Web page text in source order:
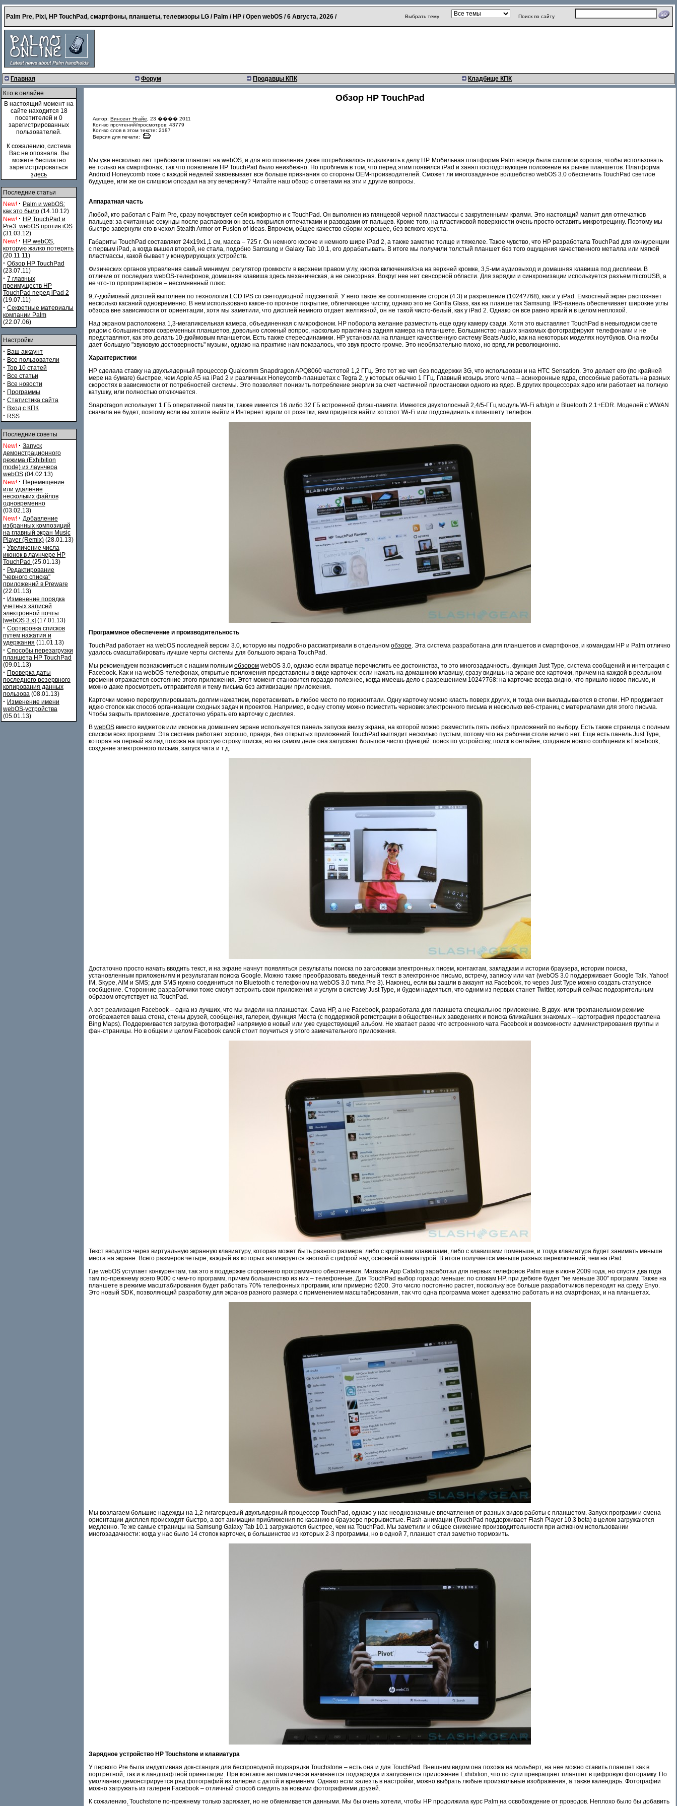
Palm Pre, Pixi, HP TouchPad, смартфоны, планшеты, телевизоры LG / Palm / HP / Open webOS /6 Августа, 2026 / Выбрать тему Поиск по сайту
Главная Форум Продавцы КПК Кладбище КПК
Кто в онлайне
В настоящий момент на
сайте находится 18
посетителей и 0
зарегистрированных
пользователей.
К сожалению, система
Вас не опознала. Вы
можете бесплатно
зарегистрироваться
здесь
Последние статьи
New! · Palm и webOS:
как это было (14.10.12)
New! · HP TouchPad и
Pre3. webOS против iOS
(31.03.12)
New! · HP webOS,
которую жалко потерять
(20.11.11)
· Обзор HP TouchPad
(23.07.11)
· 7 главных
преимуществ HP
TouchPad перед iPad 2
(19.07.11)
· Секретные материалы
компании Palm
(22.07.06)
Настройки
· Ваш аккаунт
· Все пользователи
· Top 10 статей
· Все статьи
· Все новости
· Программы
· Статистика сайта
· Вход с КПК
· RSS
Последние советы
New! · Запуск
демонстрационного
режима (Exhibition
mode) из лаунчера
webOS (04.02.13)
New! · Перемещение
или удаление
нескольких файлов
одновременно
(03.02.13)
New! · Добавление
избранных композиций
на главный экран Music
Player (Remix) (28.01.13)
· Увеличение числа
иконок в лаунчере HP
TouchPad (25.01.13)
· Редактирование
"черного списка"
приложений в Preware
(22.01.13)
· Изменение порядка
учетных записей
электронной почты
[webOS 3.x] (17.01.13)
· Сортировка списков
путем нажатия и
удержания (11.01.13)
· Способы перезагрузки
планшета HP TouchPad
(09.01.13)
· Проверка даты
последнего резервного
копирования данных
пользова (08.01.13)
· Изменение имени
webOS-устройства
(05.01.13)
Обзор HP TouchPad
Автор: Винсент Нгайе , 23 ���� 2011
Кол-во прочтений/просмотров: 43779
Кол-во слов в этом тексте: 2187
Версия для печати:
Мы уже несколько лет требовали планшет на webOS, и для его появления даже потребовалось подключить к делу HP. Мобильная платформа Palm всегда была слишком хороша, чтобы использовать
ее только на смартфонах, так что появление HP TouchPad было неизбежно. Но проблема в том, что перед этим появился iPad и занял господствующее положение на рынке планшетов. Платформа
Android Honeycomb тоже с каждой неделей завоевывает все больше признания со стороны OEM-производителей. Сможет ли многозадачное волшебство webOS 3.0 обеспечить TouchPad светлое
будущее, или же он слишком опоздал на эту вечеринку? Читайте наш обзор с ответами на эти и другие вопросы.
Аппаратная часть
Любой, кто работал с Palm Pre, сразу почувствует себя комфортно и с TouchPad. Он выполнен из глянцевой черной пластмассы с закругленными краями. Это настоящий магнит для отпечатков
пальцев: за считанные секунды после распаковки он весь покрылся отпечатками и разводами от пальцев. Кроме того, на пластиковой поверхности очень просто оставить микротрещину. Поэтому мы
быстро завернули его в чехол Stealth Armor от Fusion of Ideas. Впрочем, общее качество сборки хорошее, без всякого хруста.
Габариты TouchPad составляют 24x19x1,1 см, масса – 725 г. Он немного короче и немного шире iPad 2, а также заметно толще и тяжелее. Такое чувство, что HP разработала TouchPad для конкуренции
с первым iPad, а когда вышел второй, не стала, подобно Samsung и Galaxy Tab 10.1, его дорабатывать. В итоге мы получили толстый планшет без того ощущения качественного металла или мягкой
пластмассы, какой бывает у конкурирующих устройств.
Физических органов управления самый минимум: регулятор громкости в верхнем правом углу, кнопка включения/сна на верхней кромке, 3,5-мм аудиовыход и домашняя клавиша под дисплеем. В
отличие от последних webOS-телефонов, домашняя клавиша здесь механическая, а не сенсорная. Вокруг нее нет сенсорной области. Для зарядки и синхронизации используется разъем microUSB, а
не что-то проприетарное – несомненный плюс.
9,7-дюймовый дисплей выполнен по технологии LCD IPS со светодиодной подсветкой. У него такое же соотношение сторон (4:3) и разрешение (1024?768), как и у iPad. Емкостный экран распознает
несколько касаний одновременно. В нем использовано какое-то прочное покрытие, облегчающее чистку, однако это не Gorilla Glass, как на планшетах Samsung. IPS-панель обеспечивает широкие углы
обзора вне зависимости от ориентации, хотя мы заметили, что дисплей немного отдает желтизной, он не такой чисто-белый, как у iPad 2. Однако он все равно яркий и в целом неплохой.
Над экраном расположена 1,3-мегапиксельная камера, объединенная с микрофоном. HP поборола желание разместить еще одну камеру сзади. Хотя это выставляет TouchPad в невыгодном свете
рядом с большинством современных планшетов, довольно сложный вопрос, насколько практична задняя камера на планшете. Большинство наших знакомых фотографируют телефонами и не
представляют, как это делать 10-дюймовым планшетом. Есть также стереодинамики. HP установила на планшет качественную систему Beats Audio, как на некоторых моделях ноутбуков. Она якобы
дает бoльшую "звуковую достоверность" музыки, однако на практике нам показалось, что звук просто громче. Это необязательно плохо, но вряд ли революционно.
Характеристики
HP сделала ставку на двухъядерный процессор Qualcomm Snapdragon APQ8060 частотой 1,2 ГГц. Это тот же чип без поддержки 3G, что использован и на HTC Sensation. Это делает его (по крайней
мере на бумаге) быстрее, чем Apple A5 на iPad 2 и различных Honeycomb-планшетах с Tegra 2, у которых обычно 1 ГГц. Главный козырь этого чипа – асинхронные ядра, способные работать на разных
скоростях в зависимости от потребностей системы. Это позволяет понизить потребление энергии за счет частичной приостановки одного из ядер. В других процессорах ядро или работает на полную
катушку, или полностью отключается.
Snapdragon использует 1 ГБ оперативной памяти, также имеется 16 либо 32 ГБ встроенной флэш-памяти. Имеются двухполосный 2,4/5-ГГц модуль Wi-Fi a/b/g/n и Bluetooth 2.1+EDR. Моделей с WWAN
сначала не будет, поэтому если вы хотите выйти в Интернет вдали от розетки, вам придется найти хотспот Wi-Fi или подсоединить к планшету телефон.
Программное обеспечение и производительность
TouchPad работает на webOS последней версии 3.0, которую мы подробно рассматривали в отдельном обзоре. Эта система разработана для планшетов и смартфонов, и командам HP и Palm отлично
удалось смасштабировать лучшие черты системы для большого экрана TouchPad.
Мы рекомендуем познакомиться с нашим полным обзором webOS 3.0, однако если вкратце перечислить ее достоинства, то это многозадачность, функция Just Type, система сообщений и интеграция с
Facebook. Как и на webOS-телефонах, открытые приложения представлены в виде карточек: если нажать на домашнюю клавишу, сразу видишь на экране все карточки, причем на каждой в реальном
времени отражается состояние этого приложения. Этот момент становится гораздо полезнее, когда имеешь дело с разрешением 1024?768: на карточке всегда видно, что пришло новое письмо, и
можно даже просмотреть отправителя и тему письма без активизации приложения.
Карточки можно перегруппировывать долгим нажатием, перетаскивать в любое место по горизонтали. Одну карточку можно класть поверх других, и тогда они выкладываются в стопки. HP продвигает
идею стопок как способ организации сходных задач и проектов. Например, в одну стопку можно поместить черновик электронного письма и несколько веб-страниц с материалами для этого письма.
Чтобы закрыть приложение, достаточно убрать его карточку с дисплея.
В webOS вместо виджетов или иконок на домашнем экране используется панель запуска внизу экрана, на которой можно разместить пять любых приложений по выбору. Есть также страница с полным
списком всех программ. Эта система работает хорошо, правда, без открытых приложений TouchPad выглядит несколько пустым, потому что на рабочем столе ничего нет. Еще есть панель Just Type,
которая на первый взгляд похожа на простую строку поиска, но на самом деле она запускает большое число функций: поиск по устройству, поиск в онлайне, создание нового сообщения в Facebook,
создание электронного письма, запуск чата и т.д.
Достаточно просто начать вводить текст, и на экране начнут появляться результаты поиска по заголовкам электронных писем, контактам, закладкам и истории браузера, истории поиска,
установленным приложениям и результатам поиска Google. Можно также преобразовать введенный текст в электронное письмо, встречу, записку или чат (webOS 3.0 поддерживает Google Talk, Yahoo!
IM, Skype, AIM и SMS; для SMS нужно соединиться по Bluetooth c телефоном на webOS 3.0 типа Pre 3). Наконец, если вы зашли в аккаунт на Facebook, то через Just Type можно создать статусное
сообщение. Сторонние разработчики тоже смогут встроить свои приложения и услуги в систему Just Type, и будем надеяться, что одним из первых станет Twitter, который сейчас подозрительным
образом отсутствует на TouchPad.
А вот реализация Facebook – одна из лучших, что мы видели на планшетах. Сама HP, а не Facebook, разработала для планшета специальное приложение. В двух- или трехпанельном режиме
отображается ваша стена, стены друзей, сообщения, галереи, функция Места (с поддержкой регистрации в общественных заведениях и поиска ближайших знакомых – картография предоставлена
Bing Maps). Поддерживается загрузка фотографий напрямую в новый или уже существующий альбом. Не хватает разве что встроенного чата Facebook и возможности администрирования группы и
фан-страницы. Но в общем и целом Facebook самой стоит поучиться у этого замечательного приложения.
Текст вводится через виртуальную экранную клавиатуру, которая может быть разного размера: либо с крупными клавишами, либо с клавишами поменьше, и тогда клавиатура будет занимать меньше
места на экране. Всего размеров четыре, каждый из которых активируется кнопкой с цифрой над основной клавиатурой. В итоге получается меньше разных переключений, чем на iPad.
Где webOS уступает конкурентам, так это в поддержке стороннего программного обеспечения. Магазин App Catalog заработал для первых телефонов Palm еще в июне 2009 года, но спустя два года
там по-прежнему всего 9000 с чем-то программ, причем большинство из них – телефонные. Для TouchPad выбор гораздо меньше: по словам HP, при дебюте будет "не меньше 300" программ. Также на
планшете в режиме масштабирования будет работать 70% телефонных программ, или примерно 6200. Это число постоянно растет, поскольку все больше разработчиков переходят на среду Enyo.
Это новый SDK, позволяющий разработку для экранов разного размера с применением масштабирования, так что одна программа может адекватно работать и на смартфонах, и на планшетах.
Мы возлагаем большие надежды на 1,2-гигагерцевый двухъядерный процессор TouchPad, однако у нас неоднозначные впечатления от разных видов работы с планшетом. Запуск программ и смена
ориентации дисплея происходят быстро, а вот анимации приближения по касанию в браузере прерывистые. Flash-анимации (TouchPad поддерживает Flash Player 10.3 beta) в целом загружаются
медленно. Те же самые страницы на Samsung Galaxy Tab 10.1 загружаются быстрее, чем на TouchPad. Мы заметили и общее снижение производительности при активном использовании
многозадачности: когда у нас было 14 стопок карточек, в большинстве из которых 2-3 программы, но в одной 7, планшет стал заметно тормозить.
Зарядное устройство HP Touchstone и клавиатура
У первого Pre была индуктивная док-станция для беспроводной подзарядки Touchstone – есть она и для TouchPad. Внешним видом она похожа на мольберт, на нее можно ставить планшет как в
портретной, так и в ландшафтной ориентации. При контакте автоматически начинается подзарядка и запускается приложение Exhibition, что по сути превращает планшет в цифровую фоторамку. По
умолчанию демонстрируется ряд фотографий из галереи с датой и временем. Однако если залезть в настройки, можно выбрать любые произвольные изображения, а также календарь. Фотографии
можно загружать из галереи Facebook – отличный способ следить за новыми фотографиями друзей.
К сожалению, Touchstone по-прежнему только заряжает, но не обменивается данными. Мы бы очень хотели, чтобы HP продолжила курс Palm на освобождение от проводов. Неплохо было бы добавить